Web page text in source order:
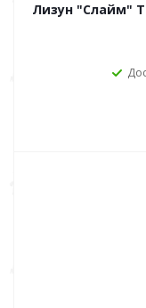
Лизун "Слайм"